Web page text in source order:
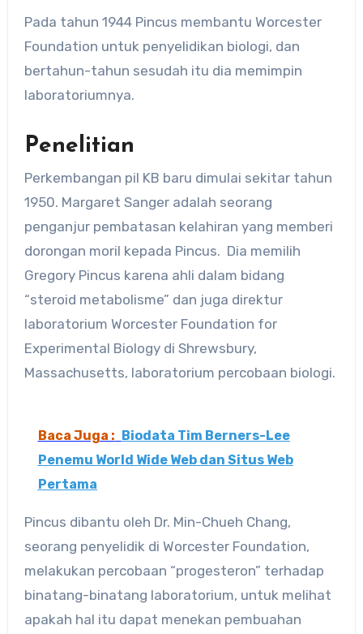
Pada tahun 1944 Pincus membantu Worcester
Foundation untuk penyelidikan biologi, dan
bertahun-tahun sesudah itu dia memimpin
laboratoriumnya.
Penelitian
Perkembangan pil KB baru dimulai sekitar tahun
1950. Margaret Sanger adalah seorang
penganjur pembatasan kelahiran yang memberi
dorongan moril kepada Pincus. Dia memilih
Gregory Pincus karena ahli dalam bidang
“steroid metabolisme” dan juga direktur
laboratorium Worcester Foundation for
Experimental Biology di Shrewsbury,
Massachusetts, laboratorium percobaan biologi.
Baca Juga :
Biodata Tim Berners-Lee
Penemu World Wide Web dan Situs Web
Pertama
Pincus dibantu oleh Dr. Min-Chueh Chang,
seorang penyelidik di Worcester Foundation,
melakukan percobaan “progesteron” terhadap
binatang-binatang laboratorium, untuk melihat
apakah hal itu dapat menekan pembuahan